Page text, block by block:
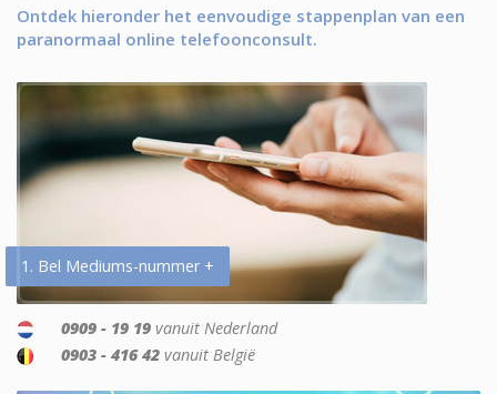
Ontdek hieronder het eenvoudige stappenplan van een
paranormaal online telefoonconsult.
1. Bel Mediums-nummer +
0909 - 19 19 vanuit Nederland
0903 - 416 42 vanuit België